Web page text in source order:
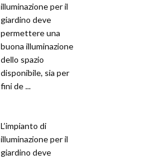
illuminazione per il
giardino deve
permettere una
buona illuminazione
dello spazio
disponibile, sia per
fini de ...
L’impianto di
illuminazione per il
giardino deve